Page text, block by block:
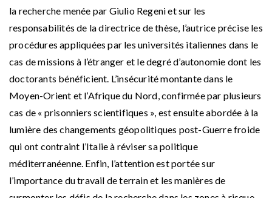
la recherche menée par Giulio Regeni et sur les
responsabilités de la directrice de thèse, l’autrice précise les
procédures appliquées par les universités italiennes dans le
cas de missions à l’étranger et le degré d’autonomie dont les
doctorants bénéficient. L’insécurité montante dans le
Moyen-Orient et l’Afrique du Nord, confirmée par plusieurs
cas de « prisonniers scientifiques », est ensuite abordée à la
lumière des changements géopolitiques post-Guerre froide
qui ont contraint l’Italie à réviser sa politique
méditerranéenne. Enfin, l’attention est portée sur
l’importance du travail de terrain et les manières de